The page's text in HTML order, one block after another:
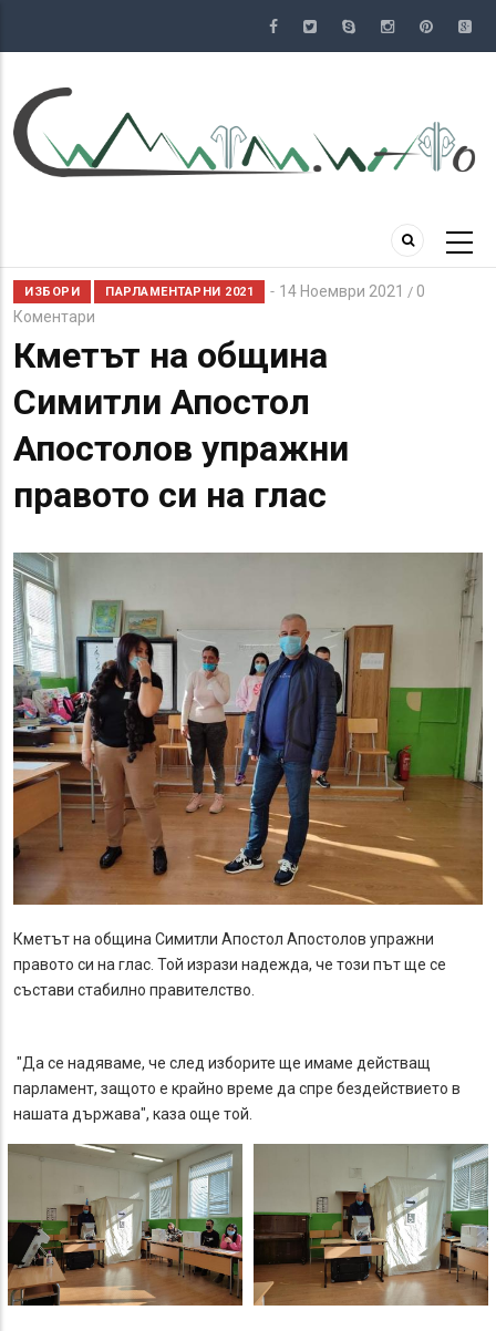
съдържание
ИЗБОРИ ПАРЛАМЕНТАРНИ 2021 14 Ноември 2021 / 0
Коментари
Кметът на община
Симитли Апостол
Апостолов упражни
правото си на глас
Кметът на община Симитли Апостол Апостолов упражни
правото си на глас. Той изрази надежда, че този път ще се
състави стабилно правителство.
"Да се надяваме, че след изборите ще имаме действащ
парламент, защото е крайно време да спре бездействието в
нашата държава", каза още той.